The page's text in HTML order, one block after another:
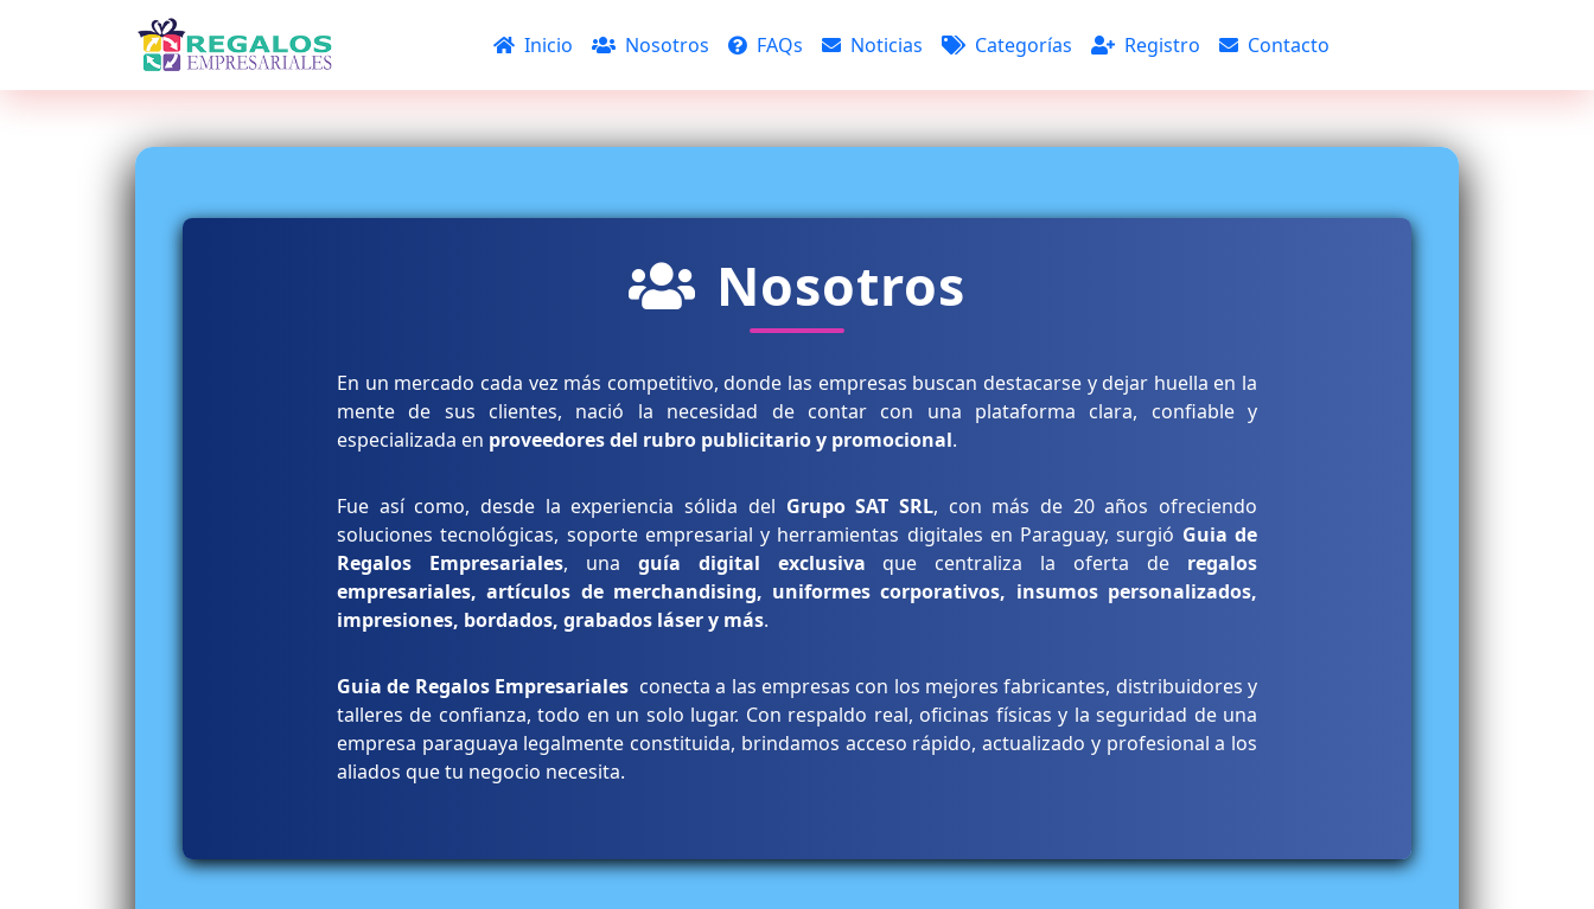
Inicio Nosotros FAQs Noticias Categorías Registro Contacto
Nosotros
En un mercado cada vez más competitivo, donde las empresas buscan destacarse y dejar huella en la
mente de sus clientes, nació la necesidad de contar con una plataforma clara, confiable y
especializada en proveedores del rubro publicitario y promocional.
Fue así como, desde la experiencia sólida del Grupo SAT SRL, con más de 20 años ofreciendo
soluciones tecnológicas, soporte empresarial y herramientas digitales en Paraguay, surgió Guia de
Regalos Empresariales, una guía digital exclusiva que centraliza la oferta de regalos
empresariales, artículos de merchandising, uniformes corporativos, insumos personalizados,
impresiones, bordados, grabados láser y más.
Guia de Regalos Empresariales conecta a las empresas con los mejores fabricantes, distribuidores y
talleres de confianza, todo en un solo lugar. Con respaldo real, oficinas físicas y la seguridad de una
empresa paraguaya legalmente constituida, brindamos acceso rápido, actualizado y profesional a los
aliados que tu negocio necesita.